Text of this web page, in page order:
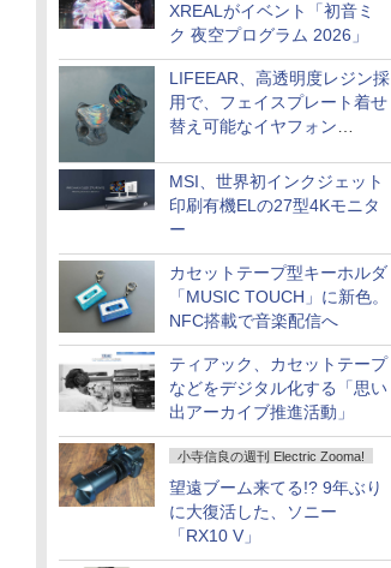
XREALがイベント「初音ミ
ク 夜空プログラム 2026」
LIFEEAR、高透明度レジン採
用で、フェイスプレート着せ
替え可能なイヤフォン
MSI、世界初インクジェット
印刷有機ELの27型4Kモニタ
ー
カセットテープ型キーホルダ
「MUSIC TOUCH」に新色。
NFC搭載で音楽配信へ
ティアック、カセットテープ
などをデジタル化する「思い
出アーカイブ推進活動」
小寺信良の週刊 Electric Zooma!
望遠ブーム来てる!? 9年ぶり
に大復活した、ソニー
「RX10 V」